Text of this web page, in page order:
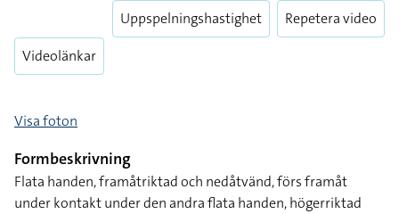
Videolänkar
Uppspelningshastighet Repetera video
Visa foton
Formbeskrivning
Flata handen, framåtriktad och nedåtvänd, förs framåt
under kontakt under den andra flata handen, högerriktad